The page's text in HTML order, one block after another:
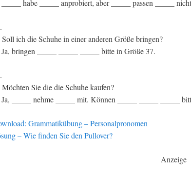
habe _____ anprobiert, aber _____ passen _____
ich die Schuhe in einer anderen Größe bringen?
bringen _____ _____ _____ bitte in Größe 37.
Sie die die Schuhe kaufen?
_____ nehme _____ mit. Können _____ _____ _____
Grammatikübung – Personalpronomen
– Wie finden Sie den Pullover?
Anzeige